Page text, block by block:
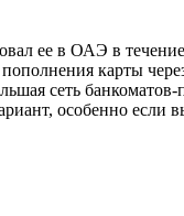
ее в ОАЭ в
карты
сеть
особенно если